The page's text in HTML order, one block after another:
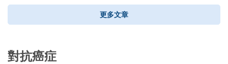
更多文章
對抗癌症